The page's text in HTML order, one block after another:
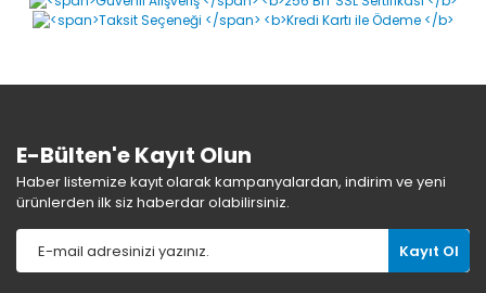
E-Bülten'e Kayıt Olun
Haber listemize kayıt olarak kampanyalardan, indirim ve yeni
ürünlerden ilk siz haberdar olabilirsiniz.
Kayıt Ol